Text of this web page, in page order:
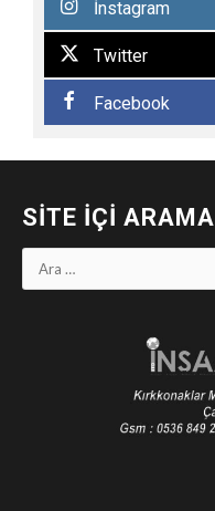
İnstagram
Twitter
Facebook
SITE İÇI ARAMA
Arama: